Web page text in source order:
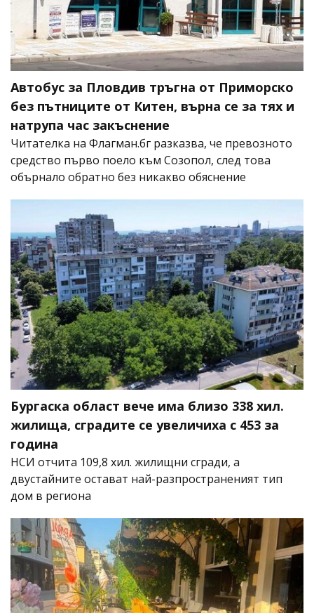
Автобус за Пловдив тръгна от Приморско
без пътниците от Китен, върна се за тях и
натрупа час закъснение
Читателка на Флагман.бг разказва, че превозното
средство първо поело към Созопол, след това
обърнало обратно без никакво обяснение
Бургаска област вече има близо 338 хил.
жилища, сградите се увеличиха с 453 за
година
НСИ отчита 109,8 хил. жилищни сгради, а
двустайните остават най-разпространеният тип
дом в региона